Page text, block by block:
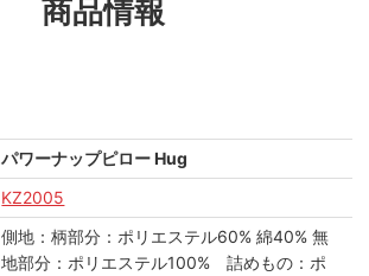
商品情報
パワーナップピロー Hug
KZ2005
側地：柄部分：ポリエステル60% 綿40% 無
地部分：ポリエステル100% 詰めもの：ポ